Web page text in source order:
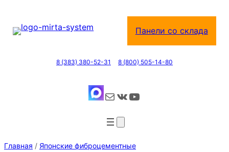
содержимому
Панели со склада
8 (383) 380-52-31 8 (800) 505-14-80
Почта ВКонтакте YouTube
Главная / Японские фиброцементные